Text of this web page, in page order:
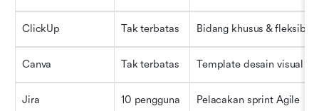
ClickUp Tak terbatas Bidang khusus &
Canva Tak terbatas Template desain visual
Jira 10 pengguna Pelacakan sprint Agile